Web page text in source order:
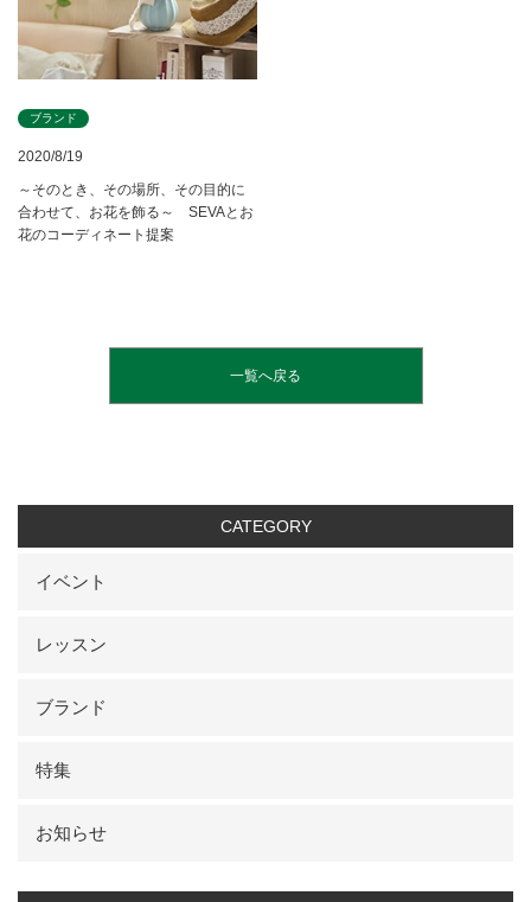
2020/8/19
ブランド
～そのとき、その場所、その目的に
合わせて、お花を飾る～ SEVAとお
花のコーディネート提案
一覧へ戻る
CATEGORY
イベント
レッスン
ブランド
特集
お知らせ